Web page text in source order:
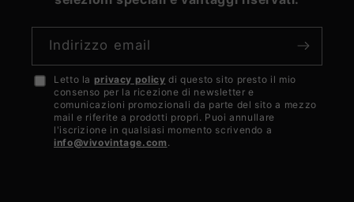
Indirizzo email
Accetto
privacy
policy
Letto la privacy policy di questo sito presto il mio
consenso per la ricezione di newsletter e
comunicazioni promozionali da parte del sito a mezzo
mail e riferite a prodotti propri. Puoi annullare
l'iscrizione in qualsiasi momento scrivendo a
info@vivovintage.com .